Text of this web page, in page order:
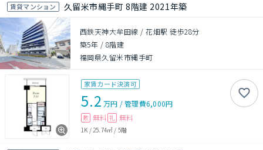
賃貸マンション 久留米市縄手町 8階建 2021年築
西鉄天神大牟田線 / 花畑駅 徒歩28分
築5年 / 8階建
福岡県久留米市縄手町
家賃カード決済可
5.2 万円 /管理費6,000円
敷 無料 礼 無料
1K /25.74㎡ / 5階